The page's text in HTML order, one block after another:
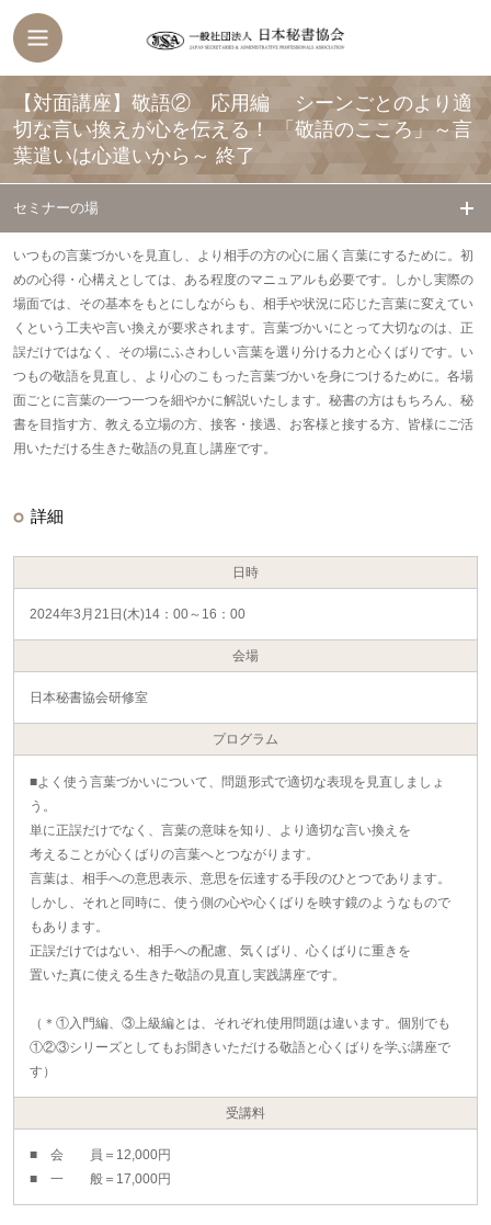
【対面講座】敬語② 応用編 シーンごとのより適
切な言い換えが心を伝える！ 「敬語のこころ」～言
葉遣いは心遣いから～ 終了
セミナーの場
いつもの言葉づかいを見直し、より相手の方の心に届く言葉にするために。初
めの心得・心構えとしては、ある程度のマニュアルも必要です。しかし実際の
場面では、その基本をもとにしながらも、相手や状況に応じた言葉に変えてい
くという工夫や言い換えが要求されます。言葉づかいにとって大切なのは、正
誤だけではなく、その場にふさわしい言葉を選り分ける力と心くばりです。い
つもの敬語を見直し、より心のこもった言葉づかいを身につけるために。各場
面ごとに言葉の一つ一つを細やかに解説いたします。秘書の方はもちろん、秘
書を目指す方、教える立場の方、接客・接遇、お客様と接する方、皆様にご活
用いただける生きた敬語の見直し講座です。
詳細
日時
2024年3月21日(木)14：00～16：00
会場
日本秘書協会研修室
プログラム
■よく使う言葉づかいについて、問題形式で適切な表現を見直しましょ
う。
単に正誤だけでなく、言葉の意味を知り、より適切な言い換えを
考えることが心くばりの言葉へとつながります。
言葉は、相手への意思表示、意思を伝達する手段のひとつであります。
しかし、それと同時に、使う側の心や心くばりを映す鏡のようなもので
もあります。
正誤だけではない、相手への配慮、気くばり、心くばりに重きを
置いた真に使える生きた敬語の見直し実践講座です。
（＊①入門編、③上級編とは、それぞれ使用問題は違います。個別でも
①②③シリーズとしてもお聞きいただける敬語と心くばりを学ぶ講座で
す）
受講料
■ 会 員＝12,000円
■ 一 般＝17,000円